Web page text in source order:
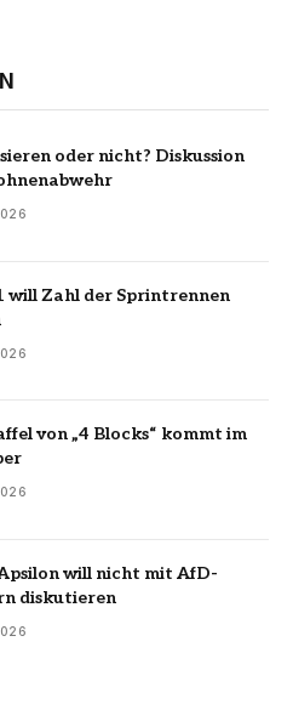
oder nicht? Diskussion
will Zahl der Sprintrennen
von „4 Blocks“ kommt im
will nicht mit AfD-
diskutieren